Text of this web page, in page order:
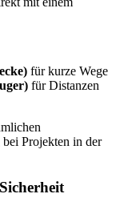
für kurze Wege
für Distanzen
Projekten in der